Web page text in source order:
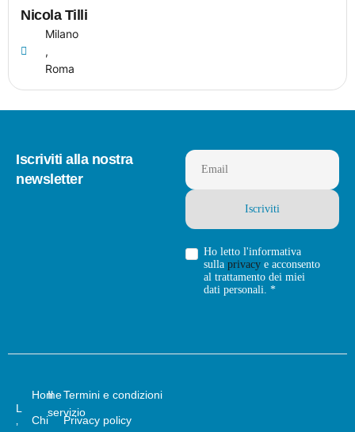
Nicola Tilli
Milano
,
Roma
Iscriviti alla nostra
newsletter
Email
Ho letto l'informativa
sulla privacye acconsento
al trattamento dei miei
dati personali. *
L
’
Home
Chi
Il
servizio
Termini e condizioni
Privacy policy